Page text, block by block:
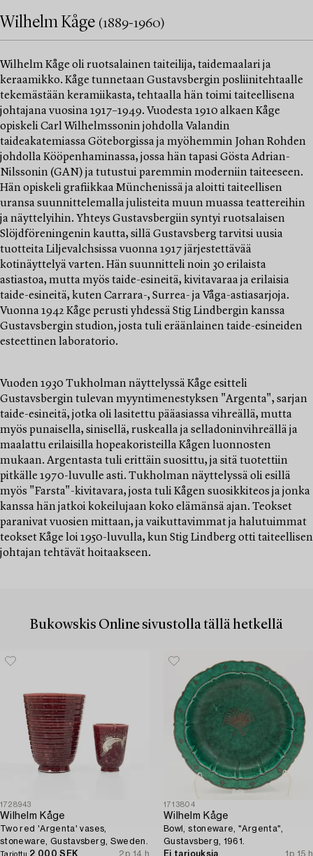
Wilhelm Kåge (1889-1960)
Wilhelm Kåge oli ruotsalainen taiteilija, taidemaalari ja
keraamikko. Kåge tunnetaan Gustavsbergin posliinitehtaalle
tekemästään keramiikasta, tehtaalla hän toimi taiteellisena
johtajana vuosina 1917–1949. Vuodesta 1910 alkaen Kåge
opiskeli Carl Wilhelmssonin johdolla Valandin
taideakatemiassa Göteborgissa ja myöhemmin Johan Rohden
johdolla Kööpenhaminassa, jossa hän tapasi Gösta Adrian-
Nilssonin (GAN) ja tutustui paremmin moderniin taiteeseen.
Hän opiskeli grafiikkaa Münchenissä ja aloitti taiteellisen
uransa suunnittelemalla julisteita muun muassa teattereihin
ja näyttelyihin. Yhteys Gustavsbergiin syntyi ruotsalaisen
Slöjdföreningenin kautta, sillä Gustavsberg tarvitsi uusia
tuotteita Liljevalchsissa vuonna 1917 järjestettävää
kotinäyttelyä varten. Hän suunnitteli noin 30 erilaista
astiastoa, mutta myös taide-esineitä, kivitavaraa ja erilaisia
taide-esineitä, kuten Carrara-, Surrea- ja Våga-astiasarjoja.
Vuonna 1942 Kåge perusti yhdessä Stig Lindbergin kanssa
Gustavsbergin studion, josta tuli eräänlainen taide-esineiden
esteettinen laboratorio.
Vuoden 1930 Tukholman näyttelyssä Kåge esitteli
Gustavsbergin tulevan myyntimenestyksen "Argenta", sarjan
taide-esineitä, jotka oli lasitettu pääasiassa vihreällä, mutta
myös punaisella, sinisellä, ruskealla ja selladoninvihreällä ja
maalattu erilaisilla hopeakoristeilla Kågen luonnosten
mukaan. Argentasta tuli erittäin suosittu, ja sitä tuotettiin
pitkälle 1970-luvulle asti. Tukholman näyttelyssä oli esillä
myös "Farsta"-kivitavara, josta tuli Kågen suosikkiteos ja jonka
kanssa hän jatkoi kokeilujaan koko elämänsä ajan. Teokset
paranivat vuosien mittaan, ja vaikuttavimmat ja halutuimmat
teokset Kåge loi 1950-luvulla, kun Stig Lindberg otti taiteellisen
johtajan tehtävät hoitaakseen.
Bukowskis Online sivustolla tällä hetkellä
1728943
Wilhelm Kåge
Two red 'Argenta' vases,
stoneware, Gustavsberg, Sweden.
Tarjottu 2 000 SEK
2p 14 h
1713804
Wilhelm Kåge
Bowl, stoneware, "Argenta",
Gustavsberg, 1961.
Ei tarjouksia
1p 15 h